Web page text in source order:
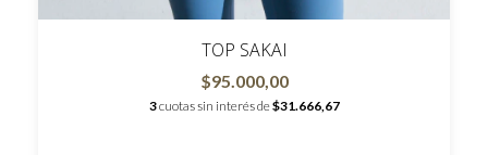
TOP SAKAI
$95.000,00
3cuotas sin interés de$31.666,67